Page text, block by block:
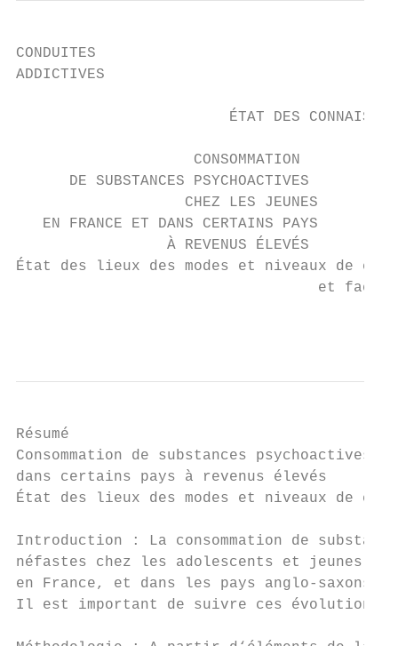
CONDUITES
ADDICTIVES
ÉTAT DES
                    CONSOMMATION
      DE SUBSTANCES PSYCHOACTIVES
                   CHEZ LES JEUNES
   EN FRANCE ET DANS CERTAINS PAYS
                 À REVENUS ÉLEVÉS
État des lieux des modes et niveaux de
et
Résumé
Consommation de substances psychoactives
dans certains pays à revenus élevés
État des lieux des modes et niveaux de
Introduction : La consommation de
néfastes chez les adolescents et jeunes
en France, et dans les pays anglo-saxons,
Il est important de suivre ces évolutions